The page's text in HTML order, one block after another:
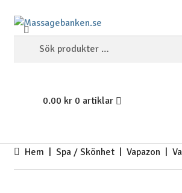
Hoppa
till
navigering
Hoppa
till
innehåll
SÖK
0.00 kr 0 artiklar
Hem |Spa / Skönhet |Vapazon |